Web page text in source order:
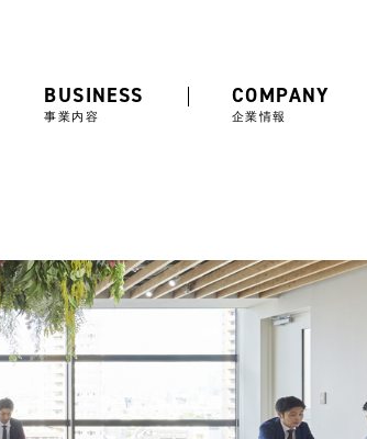
BUSINESS
事業内容
COMPANY
企業情報